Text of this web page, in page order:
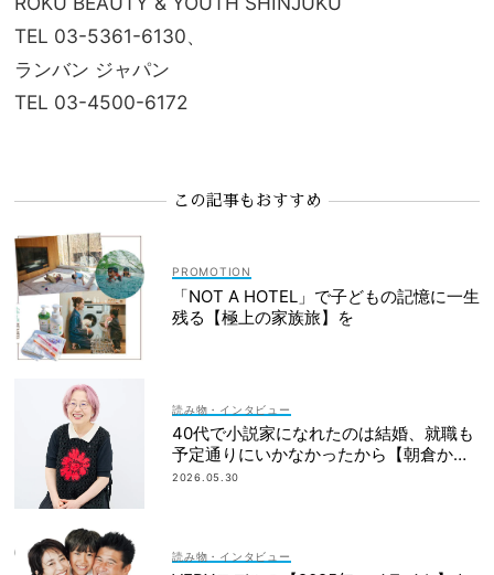
TEL 03-5361-6130、
ランバン ジャパン
TEL 03-4500-6172
この記事もおすすめ
「NOT A HOTEL」で子どもの記憶に一生
残る【極上の家族旅】を
読み物・インタビュー
40代で小説家になれたのは結婚、就職も
予定通りにいかなかったから【朝倉かす
みさん】
2026.05.30
読み物・インタビュー